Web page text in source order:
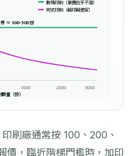
1000 2000 5000
數量（份）
≈ 300–500 份
數碼印刷（單價近乎不變）
柯式印刷（越印越便宜）
印刷廠通常按 100、200、
，臨近階梯門檻時，加印